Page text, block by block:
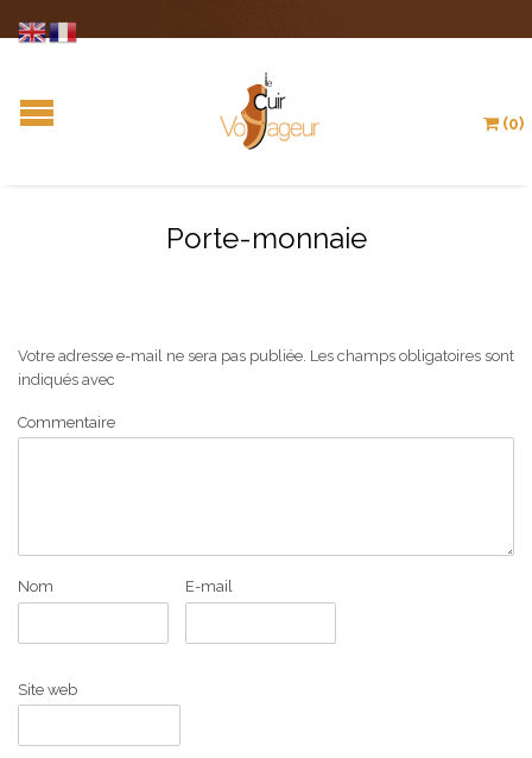
(0)
Porte-monnaie
Votre adresse e-mail ne sera pas publiée. Les champs obligatoires sont
indiqués avec
Commentaire
Nom E-mail
Site web